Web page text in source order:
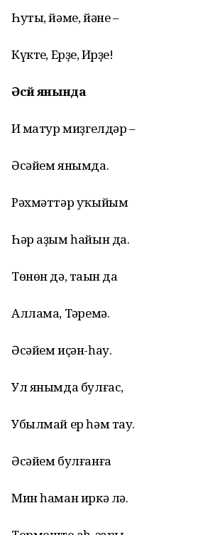
Һуты, йәме, йәне –
Күктең, Ерҙең, Ирҙең!
Әсәй янында
Иң матур миҙгелдәр –
Әсәйем янымда.
Рәхмәттәр уҡыйым
Һәр аҙым һайын да.
Төнөн дә, таңын да
Аллама, Тәңремә.
Әсәйем иҫән-һау.
Ул янымда булғас,
Убылмай ер һәм тау.
Әсәйем булғанға
Мин һаман иркә лә.